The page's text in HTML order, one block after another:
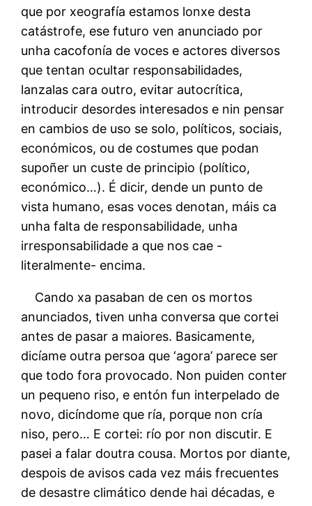
que por xeografía estamos lonxe desta
catástrofe, ese futuro ven anunciado por
unha cacofonía de voces e actores diversos
que tentan ocultar responsabilidades,
lanzalas cara outro, evitar autocrítica,
introducir desordes interesados e nin pensar
en cambios de uso se solo, políticos, sociais,
económicos, ou de costumes que podan
supoñer un custe de principio (político,
económico…). É dicir, dende un punto de
vista humano, esas voces denotan, máis ca
unha falta de responsabilidade, unha
irresponsabilidade a que nos cae -
literalmente- encima.
Cando xa pasaban de cen os mortos
anunciados, tiven unha conversa que cortei
antes de pasar a maiores. Basicamente,
dicíame outra persoa que ‘agora’ parece ser
que todo fora provocado. Non puiden conter
un pequeno riso, e entón fun interpelado de
novo, dicíndome que ría, porque non cría
niso, pero… E cortei: río por non discutir. E
pasei a falar doutra cousa. Mortos por diante,
despois de avisos cada vez máis frecuentes
de desastre climático dende hai décadas, e